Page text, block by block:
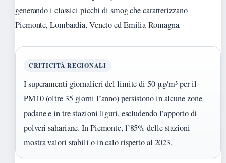
generando i classici picchi di smog che caratterizzano
Piemonte, Lombardia, Veneto ed Emilia-Romagna.
CRITICITÀ REGIONALI
I superamenti giornalieri del limite di 50 μg/m³ per il
PM10 (oltre 35 giorni l’anno) persistono in alcune zone
padane e in tre stazioni liguri, escludendo l’apporto di
polveri sahariane. In Piemonte, l’85% delle stazioni
mostra valori stabili o in calo rispetto al 2023.